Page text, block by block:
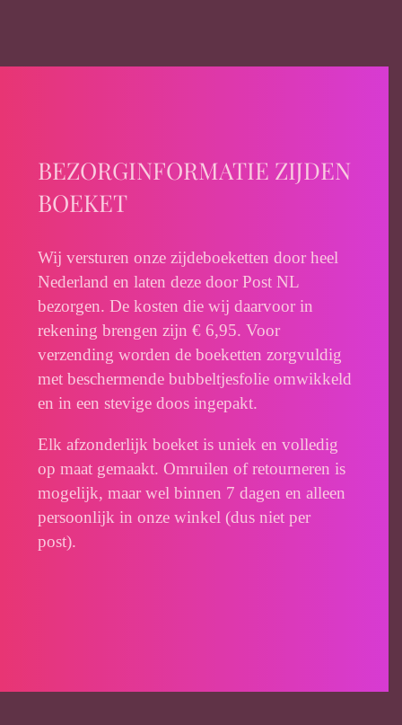
BEZORGINFORMATIE ZIJDEN
BOEKET
Wij versturen onze zijdeboeketten door heel
Nederland en laten deze door Post NL
bezorgen. De kosten die wij daarvoor in
rekening brengen zijn € 6,95. Voor
verzending worden de boeketten zorgvuldig
met beschermende bubbeltjesfolie omwikkeld
en in een stevige doos ingepakt.
Elk afzonderlijk boeket is uniek en volledig
op maat gemaakt. Omruilen of retourneren is
mogelijk, maar wel binnen 7 dagen en alleen
persoonlijk in onze winkel (dus niet per
post).